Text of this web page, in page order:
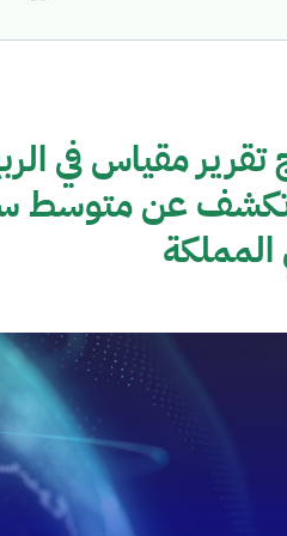
تكشف عن متوسط
المملكة